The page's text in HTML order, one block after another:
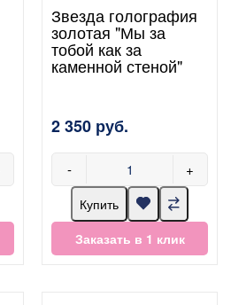
Звезда голография
золотая "Мы за
тобой как за
каменной стеной"
2 350 руб.
- +
Купить
Заказать в 1 клик